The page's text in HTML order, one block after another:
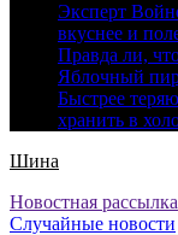
Эксперт
вкуснее и
Правда ли,
Яблочный
Быстрее
хранить в
Шина
Новостная рассылка
Случайные новости